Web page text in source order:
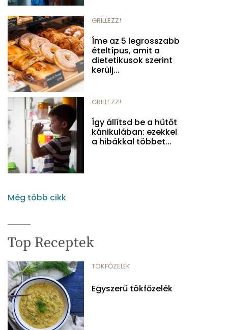
GRILLEZZ!
Íme az 5 legrosszabb
ételtípus, amit a
dietetikusok szerint
kerülj...
GRILLEZZ!
Így állítsd be a hűtőt
kánikulában: ezekkel
a hibákkal többet...
Még több cikk
Top Receptek
TÖKFŐZELÉK
Egyszerű tökfőzelék